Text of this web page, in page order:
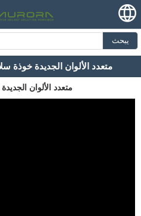
يبحث
متعدد الألوان الجديدة خوذة
متعدد الألوان